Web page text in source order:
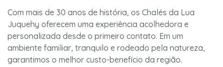
Com mais de 30 anos de história, os Chalés da Lua
Juquehy oferecem uma experiência acolhedora e
personalizada desde o primeiro contato. Em um
ambiente familiar, tranquilo e rodeado pela natureza,
garantimos o melhor custo-benefício da região.